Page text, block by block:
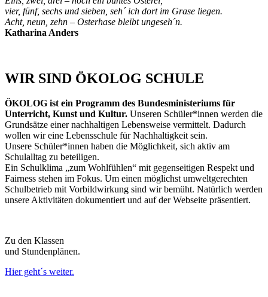
vier, fünf, sechs und sieben, seh´ ich dort im Grase liegen.
Acht, neun, zehn – Osterhase bleibt ungeseh´n.
Katharina Anders
WIR SIND ÖKOLOG SCHULE
ÖKOLOG ist ein Programm des Bundesministeriums für
Unterricht, Kunst und Kultur. Unseren Schüler*innen werden die
Grundsätze einer nachhaltigen Lebensweise vermittelt. Dadurch
wollen wir eine Lebensschule für Nachhaltigkeit sein.
Unsere Schüler*innen haben die Möglichkeit, sich aktiv am
Schulalltag zu beteiligen.
Ein Schulklima „zum Wohlfühlen“ mit gegenseitigen Respekt und
Fairness stehen im Fokus. Um einen möglichst umweltgerechten
Schulbetrieb mit Vorbildwirkung sind wir bemüht. Natürlich werden
unsere Aktivitäten dokumentiert und auf der Webseite präsentiert.
Zu den Klassen
und Stundenplänen.
Hier geht´s weiter.